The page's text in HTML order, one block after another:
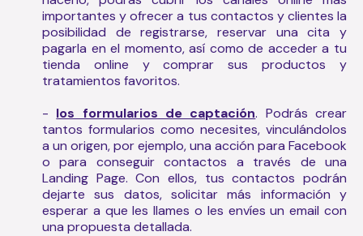
importantes y ofrecer a tus contactos y clientes la
posibilidad de registrarse, reservar una cita y
pagarla en el momento, así como de acceder a tu
tienda online y comprar sus productos y
tratamientos favoritos.
- los formularios de captación. Podrás crear
tantos formularios como necesites, vinculándolos
a un origen, por ejemplo, una acción para Facebook
o para conseguir contactos a través de una
Landing Page. Con ellos, tus contactos podrán
dejarte sus datos, solicitar más información y
esperar a que les llames o les envíes un email con
una propuesta detallada.